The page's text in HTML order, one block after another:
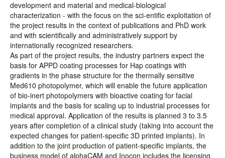
development and material and medical-biological
characterization - with the focus on the sci-entific exploitation of
the project results in the context of publications and PhD work
and with scientifically and administratively support by
internationally recognized researchers.
As part of the project results, the industry partners expect the
basis for APPD coating processes for Hap coatings with
gradients in the phase structure for the thermally sensitive
Med610 photopolymer, which will enable the future application
of bio-inert photopolymers with bioactive coating for facial
implants and the basis for scaling up to industrial processes for
medical approval. Application of the results is planned 3 to 3.5
years after completion of a clinical study (taking into account the
expected changes for patient-specific 3D printed implants). In
addition to the joint production of patient-specific implants, the
business model of alphaCAM and Inocon includes the licensing